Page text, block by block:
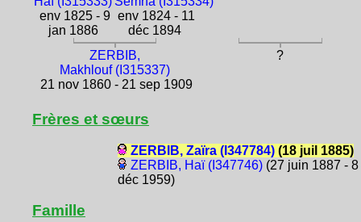
env 1825 - 9
jan 1886
env 1824 - 11
déc 1894
ZERBIB,
Makhlouf (I315337)
21 nov 1860 - 21 sep 1909
?
Frères et sœurs
ZERBIB, Zaïra (I347784)(18 juil 1885)
ZERBIB, Haï (I347746)(27 juin 1887 - 8
déc 1959)
Famille